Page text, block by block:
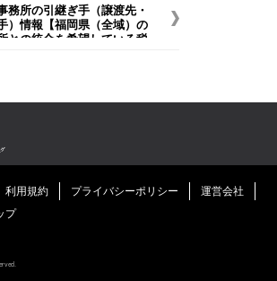
務所の引継ぎ手（譲渡先・
）情報【福岡県（全域）の
との統合を希望している税
利用規約 プライバシーポリシー
運営会社
プ